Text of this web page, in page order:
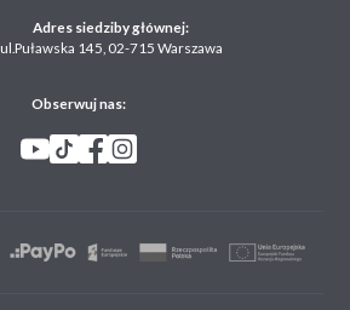
Adres siedziby głównej:
ul.Puławska 145, 02-715 Warszawa
Obserwuj nas: